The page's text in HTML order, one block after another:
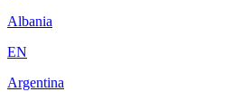
Albania
EN
Argentina